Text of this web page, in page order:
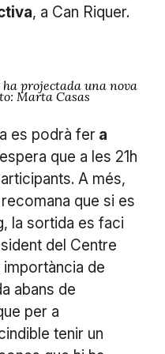
, a Can Riquer.
projectada una nova
Marta Casas
es podrà fera
que a les 21h
A més,
que si es
la sortida es faci
del Centre
de
abans de
per a
tenir un